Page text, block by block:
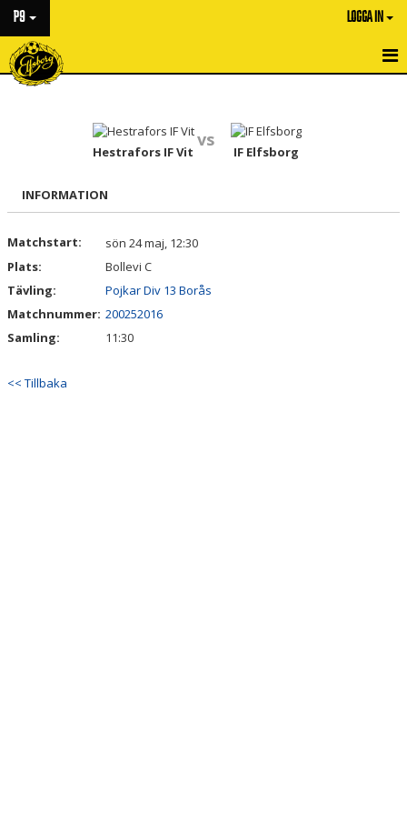
P9 LOGGA IN
HEM
MATCHER
TRUPPEN
BILDGALLERI
Hestrafors IF Vit
vs
IF Elfsborg
INFORMATION
Matchstart:
sön 24 maj, 12:30
Plats:
Bollevi C
Tävling:
Pojkar Div 13 Borås
Matchnummer: 200252016
Samling:
11:30
<< Tillbaka